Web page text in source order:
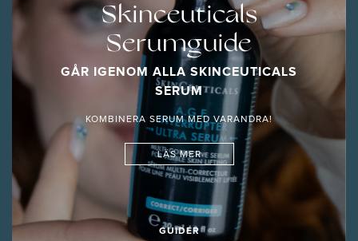
Skinceuticals
Serumguide
GÅR IGENOM ALLA SKINCEUTICALS
SERUM
KOMBINERA SERUM MED VARANDRA!
LÄS MER
GUIDER